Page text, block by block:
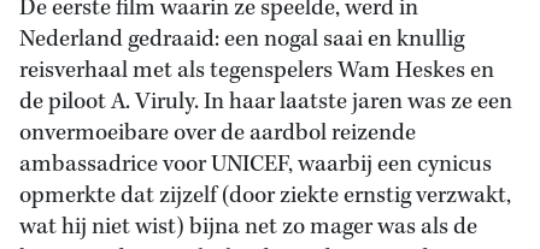
De eerste film waarin ze speelde, werd in
Nederland gedraaid: een nogal saai en knullig
reisverhaal met als tegenspelers Wam Heskes en
de piloot A. Viruly. In haar laatste jaren was ze een
onvermoeibare over de aardbol reizende
ambassadrice voor UNICEF, waarbij een cynicus
opmerkte dat zijzelf (door ziekte ernstig verzwakt,
wat hij niet wist) bijna net zo mager was als de